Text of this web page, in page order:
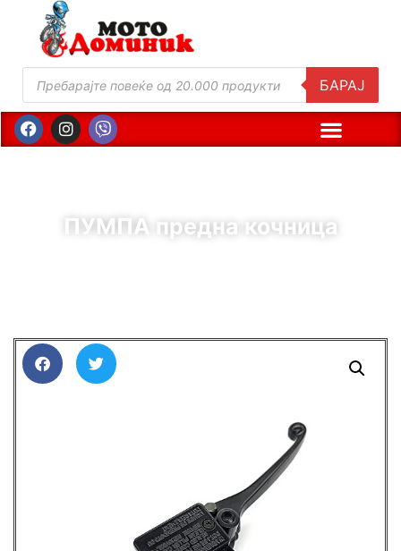
БАРАЈ
ПУМПА предна кочница